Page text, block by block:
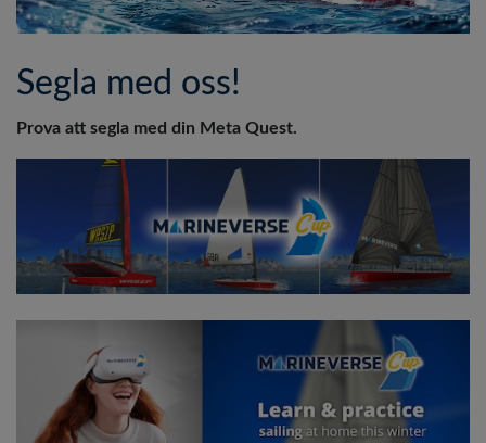
Segla med oss!
Prova att segla med din Meta Quest.